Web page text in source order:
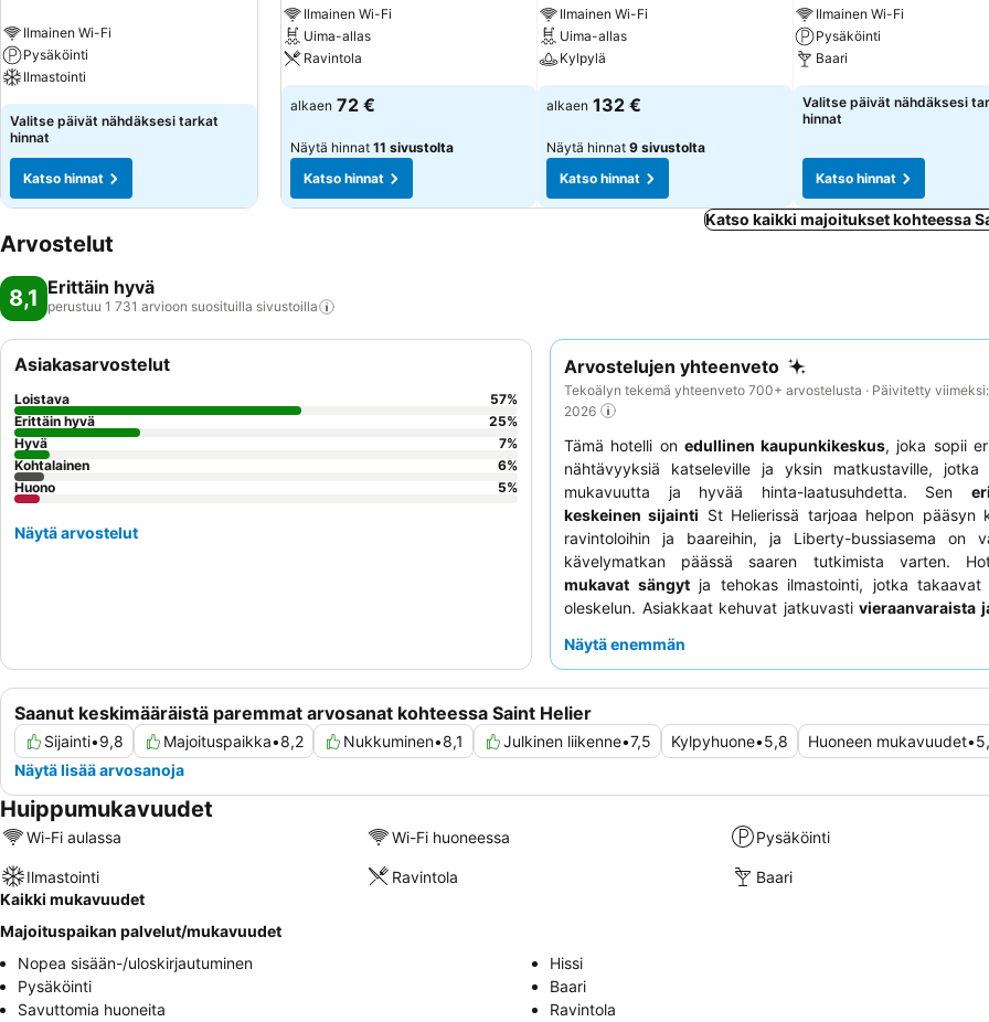
Ilmainen Wi-Fi
Pysäköinti
Ilmastointi
Valitse päivät nähdäksesi tarkat
hinnat
Katso hinnat
Ilmainen Wi-Fi
Uima-allas
Ravintola
alkaen 72 €
Näytä hinnat 11 sivustolta
Katso hinnat
Ilmainen Wi-Fi
Uima-allas
Kylpylä
alkaen 132 €
Näytä hinnat 9 sivustolta
Katso hinnat
Ilmainen Wi-Fi
Pysäköinti
Baari
Valitse päivät nähdäksesi
hinnat
Katso hinnat
Katso kaikki majoitukset kohteessa
Arvostelut
8,1 Erittäin hyvä
perustuu 1 731 arvioon suosituilla sivustoilla
Arvostelujen yhteenveto
Tekoälyn tekemä yhteenveto 700+ arvostelusta · Päivitetty
2026
Tämä hotelli on edullinen kaupunkikeskus, joka sopii
nähtävyyksiä katseleville ja yksin matkustaville, jotka
mukavuutta ja hyvää hinta-laatusuhdetta. Sen
keskeinen sijainti St Helierissä tarjoaa helpon pääsyn
ravintoloihin ja baareihin, ja Liberty-bussiasema on
kävelymatkan päässä saaren tutkimista varten.
mukavat sängytja tehokas ilmastointi, jotka takaavat
oleskelun. Asiakkaat kehuvat jatkuvasti vieraanvaraista
aamiaisbuffetia. Rauhallisemman kokemuksen saamiseksi
Näytä enemmän
Saanut keskimääräistä paremmat arvosanat kohteessa Saint Helier
Sijainti•9,8 Majoituspaikka•8,2 Nukkuminen•8,1 Julkinen liikenne•7,5 Kylpyhuone•5,8 Huoneen mukavuudet•
Näytä lisää arvosanoja
Asiakasarvostelut
Loistava 57%
Erittäin hyvä
25%
Hyvä
7%
Kohtalainen
6%
Huono
5%
Näytä arvostelut
Huippumukavuudet
Wi-Fi aulassa Wi-Fi huoneessa Pysäköinti
Ilmastointi Ravintola
Baari
Kaikki mukavuudet
Majoituspaikan palvelut/mukavuudet
Nopea sisään-/uloskirjautuminen
Hissi
Pysäköinti
Baari
Savuttomia huoneita
Ravintola